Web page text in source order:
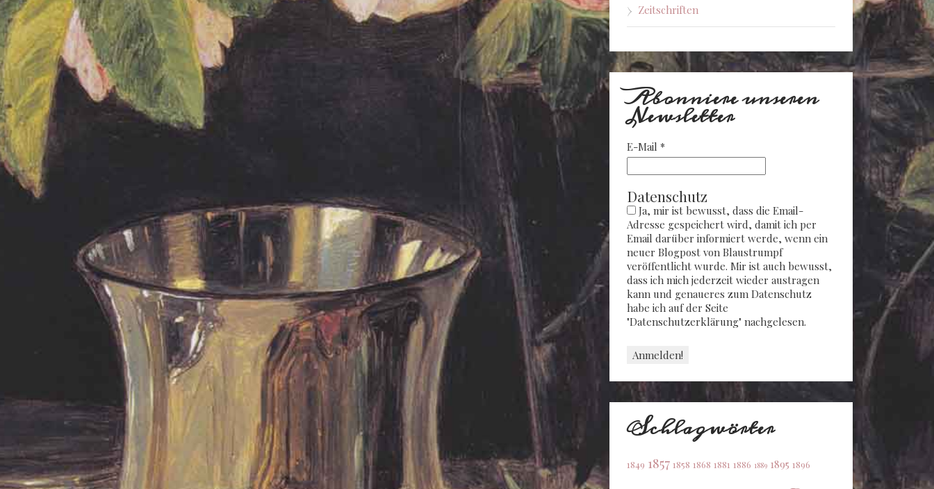
Zeitschriften
Abonniere unseren
Newsletter
E-Mail *
Datenschutz
Ja, mir ist bewusst, dass die Email-
Adresse gespeichert wird, damit ich per
Email darüber informiert werde, wenn ein
neuer Blogpost von Blaustrumpf
veröffentlicht wurde. Mir ist auch bewusst,
dass ich mich jederzeit wieder austragen
kann und genaueres zum Datenschutz
habe ich auf der Seite
"Datenschutzerklärung" nachgelesen.
Schlagwörter
1849 1857 1858 1868 1881 1886 1889 1895 1896